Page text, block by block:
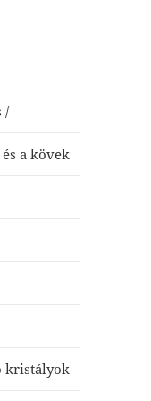
/
a kövek
kristályok